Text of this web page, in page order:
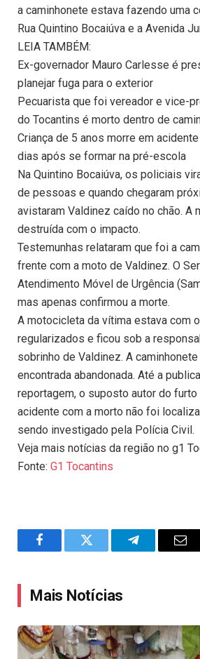
a caminhonete estava fazendo uma
Rua Quintino Bocaiúva e a Avenida
LEIA TAMBÉM:
Ex-governador Mauro Carlesse é
planejar fuga para o exterior
Pecuarista que foi vereador e vice-
do Tocantins é morto dentro de
Criança de 5 anos morre em
dias após se formar na pré-escola
Na Quintino Bocaiúva, os policiais
de pessoas e quando chegaram
avistaram Valdinez caído no chão. A
destruída com o impacto.
Testemunhas relataram que foi a
frente com a moto de Valdinez. O
Atendimento Móvel de Urgência
mas apenas confirmou a morte.
A motocicleta da vítima estava com
regularizados e ficou sob a
sobrinho de Valdinez. A
encontrada abandonada. Até a
reportagem, o suposto autor do
acidente com a morto não foi
sendo investigado pela Polícia Civil.
Veja mais notícias da região no g1
Fonte: G1 Tocantins
FacebookTwitter Telegram
Mais Notícias